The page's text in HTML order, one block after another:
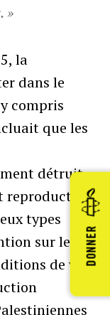
DONNER
»
la
dans le
compris
que les
détruit
reproductive
types
sur le
de vie